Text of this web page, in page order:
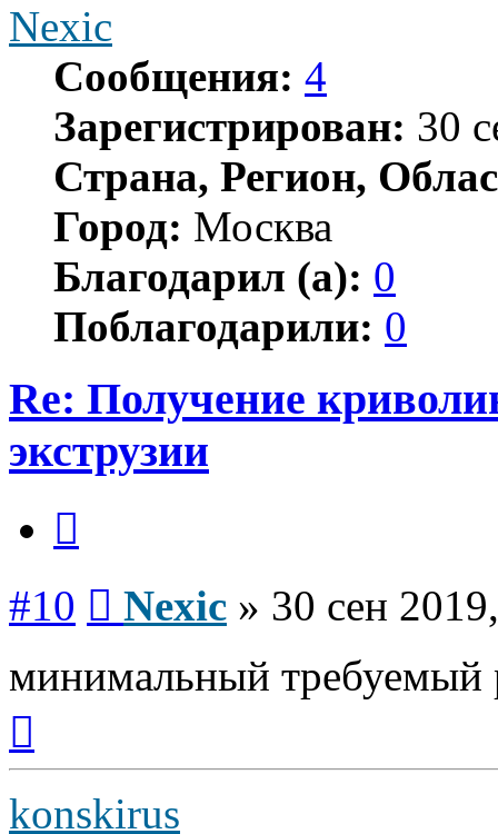
Nexic
Сообщения: 4
Зарегистрирован: 30
Страна, Регион,
Город: Москва
Благодарил (а): 0
Поблагодарили: 0
Re: Получение
экструзии
#10 Nexic » 30 сен
минимальный требуемый
началу
konskirus